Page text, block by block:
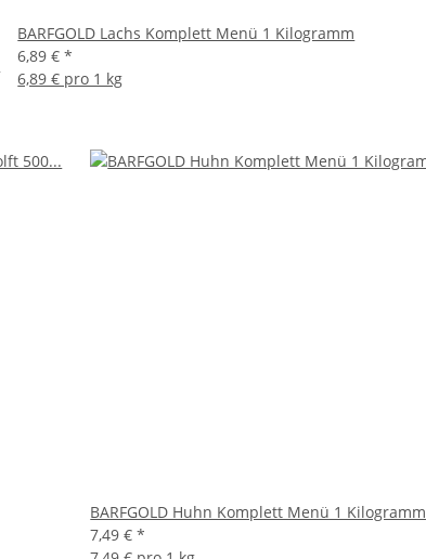
BARFGOLD Lachs Komplett Menü 1 Kilogramm
6,89 €*
6,89 € pro 1 kg
BARFGOLD Huhn Komplett Menü 1 Kilogramm
7,49 €*